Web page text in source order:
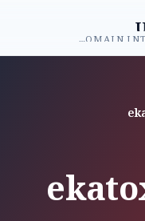
INDEPENDENT DOMAIN INTELLIGENCE